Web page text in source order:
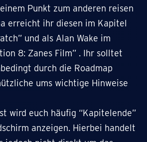
Punkt zum anderen reisen
erreicht ihr diesen im Kapitel
und als Alan Wake im
8: Zanes Film” . Ihr solltet
durch die Roadmap
ums wichtige Hinweise
wird euch häufig “Kapitelende”
anzeigen. Hierbei handelt